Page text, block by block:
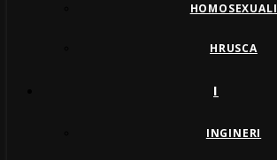
HOMOSEXUALI
HRUSCA
I
INGINERI